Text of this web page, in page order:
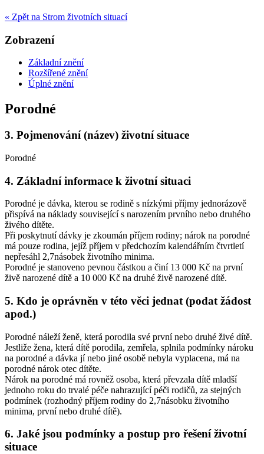
« Zpět na Strom životních situací
Zobrazení
Základní znění
Rozšířené znění
Úplné znění
Porodné
3. Pojmenování (název) životní situace
Porodné
4. Základní informace k životní situaci
Porodné je dávka, kterou se rodině s nízkými příjmy jednorázově
přispívá na náklady související s narozením prvního nebo druhého
živého dítěte.
Při poskytnutí dávky je zkoumán příjem rodiny; nárok na porodné
má pouze rodina, jejíž příjem v předchozím kalendářním čtvrtletí
nepřesáhl 2,7násobek životního minima.
Porodné je stanoveno pevnou částkou a činí 13 000 Kč na první
živě narozené dítě a 10 000 Kč na druhé živě narozené dítě.
5. Kdo je oprávněn v této věci jednat (podat žádost
apod.)
Porodné náleží ženě, která porodila své první nebo druhé živé dítě.
Jestliže žena, která dítě porodila, zemřela, splnila podmínky nároku
na porodné a dávka jí nebo jiné osobě nebyla vyplacena, má na
porodné nárok otec dítěte.
Nárok na porodné má rovněž osoba, která převzala dítě mladší
jednoho roku do trvalé péče nahrazující péči rodičů, za stejných
podmínek (rozhodný příjem rodiny do 2,7násobku životního
minima, první nebo druhé dítě).
6. Jaké jsou podmínky a postup pro řešení životní
situace